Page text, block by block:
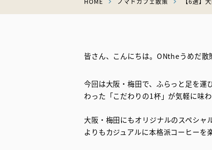
皆さん、こんにちは。ONtheうめだ散
今回は大阪・梅田で、ふらっと足を運
わった「こだわりの1杯」が気軽に味
大阪・梅田にもオリジナルのスペシャ
よりもカジュアルに本格派コーヒーを